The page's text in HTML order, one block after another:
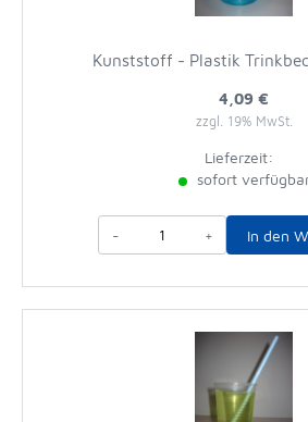
Kunststoff - Plastik
4,09 €
zzgl. 19% MwSt.
Lieferzeit:
sofort
- + In den